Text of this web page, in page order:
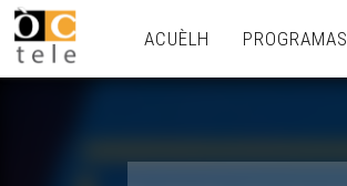
ACUÈLH PROGRAMAS